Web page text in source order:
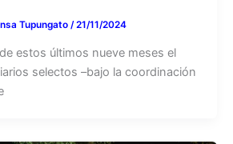
Tupungato /21/11/2024
estos últimos nueve meses el
selectos –bajo la coordinación